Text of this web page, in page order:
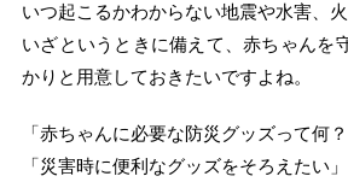
いつ起こるかわからない地震や水害、火
いざというときに備えて、赤ちゃんを
かりと用意しておきたいですよね。
「赤ちゃんに必要な防災グッズって何？
「災害時に便利なグッズをそろえたい」